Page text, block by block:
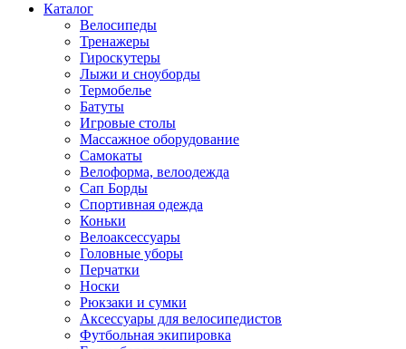
Каталог
Велосипеды
Тренажеры
Гироскутеры
Лыжи и сноуборды
Термобелье
Батуты
Игровые столы
Массажное оборудование
Самокаты
Велоформа, велоодежда
Сап Борды
Спортивная одежда
Коньки
Велоаксессуары
Головные уборы
Перчатки
Носки
Рюкзаки и сумки
Аксессуары для велосипедистов
Футбольная экипировка